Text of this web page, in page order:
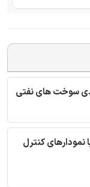
سوخت های نفتی
کنترل